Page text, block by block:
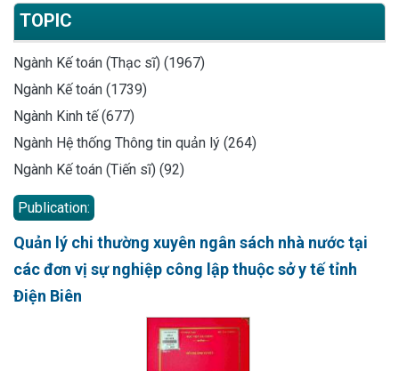
TOPIC
Ngành Kế toán (Thạc sĩ) (1967)
Ngành Kế toán (1739)
Ngành Kinh tế (677)
Ngành Hệ thống Thông tin quản lý (264)
Ngành Kế toán (Tiến sĩ) (92)
Publication:
Quản lý chi thường xuyên ngân sách nhà nước tại
các đơn vị sự nghiệp công lập thuộc sở y tế tỉnh
Điện Biên